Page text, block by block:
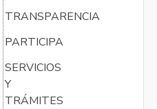
TRANSPARENCIA
PARTICIPA
SERVICIOS
Y
TRÁMITES